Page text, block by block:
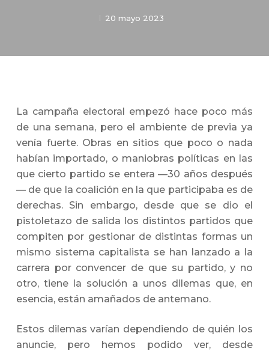
20 mayo 2023
La campaña electoral empezó hace poco más
de una semana, pero el ambiente de previa ya
venía fuerte. Obras en sitios que poco o nada
habían importado, o maniobras políticas en las
que cierto partido se entera —30 años después
— de que la coalición en la que participaba es de
derechas. Sin embargo, desde que se dio el
pistoletazo de salida los distintos partidos que
compiten por gestionar de distintas formas un
mismo sistema capitalista se han lanzado a la
carrera por convencer de que su partido, y no
otro, tiene la solución a unos dilemas que, en
esencia, están amañados de antemano.
Estos dilemas varían dependiendo de quién los
anuncie, pero hemos podido ver, desde